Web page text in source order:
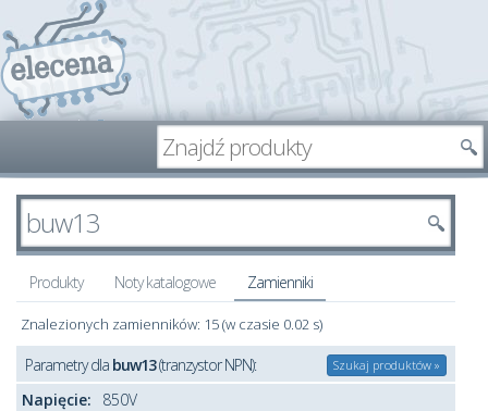
Produkty Noty katalogowe Zamienniki
Znalezionych zamienników: 15 (w czasie 0.02 s)
Szukaj produktów »
Parametry dla buw13(tranzystor NPN):
Napięcie:
850V